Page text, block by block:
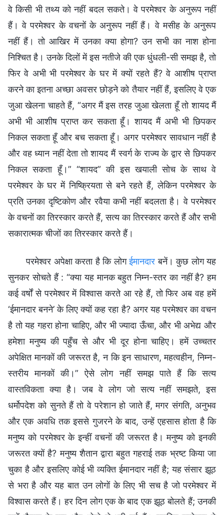
वे किसी भी तथ्य को नहीं बदल सकते। वे परमेश्वर के अनुरूप नहीं
हैं। वे परमेश्वर के वचनों के अनुरूप नहीं हैं। वे मसीह के अनुरूप
नहीं हैं। तो आखिर में उनका क्या होगा? उन सभी का नाश होना
निश्चित है। उनके दिलों में इस नतीजे की एक धुंधली-सी समझ है, तो
फिर वे अभी भी परमेश्वर के घर में क्यों रहते हैं? वे आशीष प्राप्त
करने का इतना अच्छा अवसर छोड़ने को तैयार नहीं हैं, इसलिए वे एक
जुआ खेलना चाहते हैं, “अगर मैं इस तरह जुआ खेलता हूँ तो शायद मैं
अभी भी आशीष प्राप्त कर सकता हूँ। शायद मैं अभी भी छिपकर
निकल सकता हूँ और बच सकता हूँ। अगर परमेश्वर सावधान नहीं है
और वह ध्यान नहीं देता तो शायद मैं स्वर्ग के राज्य के द्वार से छिपकर
निकल सकता हूँ।” “शायद” की इस खयाली सोच के साथ वे
परमेश्वर के घर में निष्क्रियता से बने रहते हैं, लेकिन परमेश्वर के
प्रति उनका दृष्टिकोण और रवैया कभी नहीं बदलता है। वे परमेश्वर
के वचनों का तिरस्कार करते हैं, सत्य का तिरस्कार करते हैं और सभी
सकारात्मक चीजों का तिरस्कार करते हैं।
परमेश्वर अपेक्षा करता है कि लोगईमानदार बनें। कुछ लोग यह
सुनकर सोचते हैं : “क्या यह मानक बहुत निम्न-स्तर का नहीं है? हम
कई वर्षों से परमेश्वर में विश्वास करते आ रहे हैं, तो फिर अब वह हमें
‘ईमानदार बनने’ के लिए क्यों कह रहा है? अगर यह परमेश्वर का वचन
है तो यह गहरा होना चाहिए, और भी ज्यादा ऊँचा, और भी अभेद्य और
हमेशा मनुष्य की पहुँच से और भी दूर होना चाहिए। हमें उच्चतर
अपेक्षित मानकों की जरूरत है, न कि इन साधारण, महत्वहीन, निम्न-
स्तरीय मानकों की।” ऐसे लोग नहीं समझ पाते हैं कि सत्य
वास्तविकता क्या है। जब वे लोग जो सत्य नहीं समझते, इस
धर्मोपदेश को सुनते हैं तो वे परेशान हो जाते हैं, मगर संगति, अनुभव
और एक अवधि तक इससे गुजरने के बाद, उन्हें एहसास होता है कि
मनुष्य को परमेश्वर के इन्हीं वचनों की जरूरत है। मनुष्य को इनकी
जरूरत क्यों है? मनुष्य शैतान द्वारा बहुत गहराई तक भ्रष्ट किया जा
चुका है और इसलिए कोई भी व्यक्ति ईमानदार नहीं है; यह संसार झूठ
से भरा है और यह बात उन लोगों के लिए भी सच है जो परमेश्वर में
विश्वास करते हैं। हर दिन लोग एक के बाद एक झूठ बोलते हैं; उनकी